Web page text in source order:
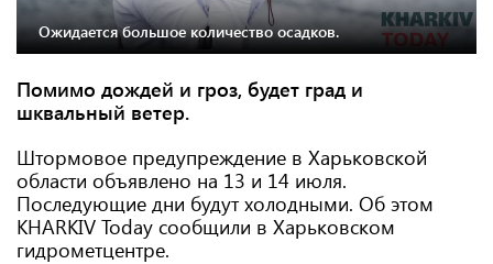
Ожидается большое количество осадков.
Помимо дождей и гроз, будет град и
шквальный ветер.
Штормовое предупреждение в Харьковской
области объявлено на 13 и 14 июля.
Последующие дни будут холодными. Об этом
KHARKIV Today сообщили в Харьковском
гидрометцентре.